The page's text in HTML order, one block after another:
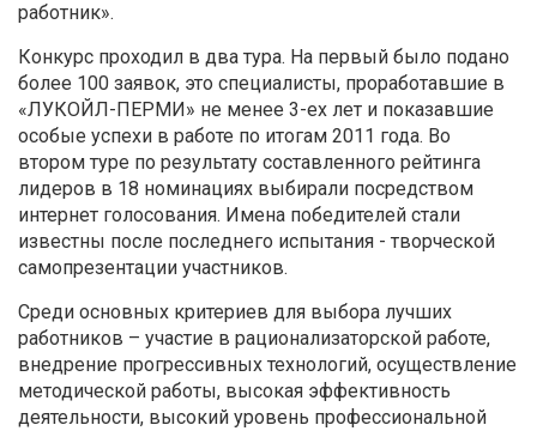
работник».
Конкурс проходил в два тура. На первый было подано
более 100 заявок, это специалисты, проработавшие в
«ЛУКОЙЛ-ПЕРМИ» не менее 3-ех лет и показавшие
особые успехи в работе по итогам 2011 года. Во
втором туре по результату составленного рейтинга
лидеров в 18 номинациях выбирали посредством
интернет голосования. Имена победителей стали
известны после последнего испытания - творческой
самопрезентации участников.
Среди основных критериев для выбора лучших
работников – участие в рационализаторской работе,
внедрение прогрессивных технологий, осуществление
методической работы, высокая эффективность
деятельности, высокий уровень профессиональной